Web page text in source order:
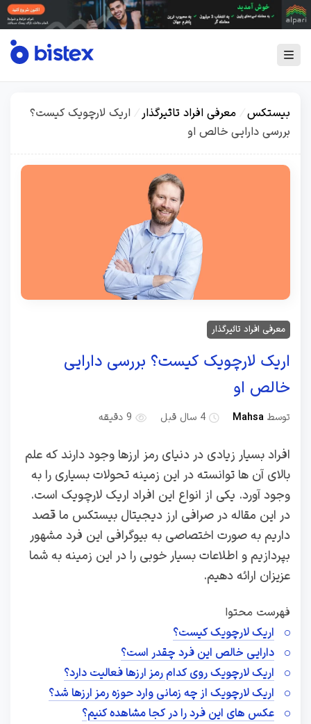
بیستکس معرفی افراد تاثیرگذار
اریک لارچویک کیست؟
بررسی دارایی خالص او
معرفی افراد تاثیرگذار
اریک لارچویک کیست؟ بررسی دارایی
خالص او
توسط Mahsa 4 سال قبل 9 دقیقه
افراد بسیار زیادی در دنیای رمز ارزها وجود دارند که علم
بالای آن ها توانسته در این زمینه تحولات بسیاری را به
وجود آورد. یکی از انواع این افراد اریک لارچویک است.
در این مقاله در صرافی ارز دیجیتال بیستکس ما قصد
داریم به صورت اختصاصی به بیوگرافی این فرد مشهور
بپردازیم و اطلاعات بسیار خوبی را در این زمینه به شما
عزیزان ارائه دهیم.
فهرست محتوا
اریک لارچویک کیست؟
دارایی خالص این فرد چقدر است؟
اریک لارچویک روی کدام رمز ارزها فعالیت دارد؟
اریک لارچویک از چه زمانی وارد حوزه رمز ارزها شد؟
عکس های این فرد را در کجا مشاهده کنیم؟